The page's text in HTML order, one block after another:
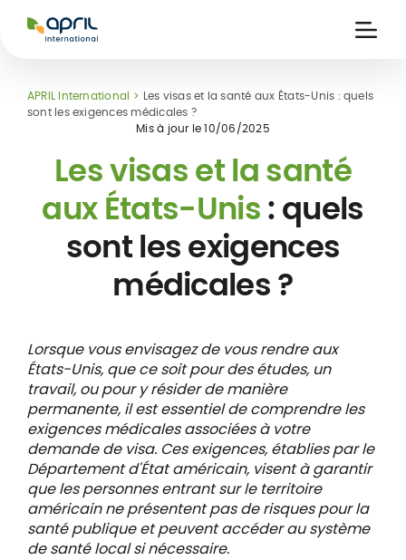
International
Carte assuré
digitale
APRIL International
Les visas et la santé aux États-Unis : quels
sont les exigences médicales ?
Mis à jour le10/06/2025
Les visas et la santé
aux États-Unis: quels
sont les exigences
médicales ?
Lorsque vous envisagez de vous rendre aux
États-Unis, que ce soit pour des études, un
travail, ou pour y résider de manière
permanente, il est essentiel de comprendre les
exigences médicales associées à votre
demande de visa. Ces exigences, établies par le
Département d'État américain, visent à garantir
que les personnes entrant sur le territoire
américain ne présentent pas de risques pour la
santé publique et peuvent accéder au système
de santé local si nécessaire.